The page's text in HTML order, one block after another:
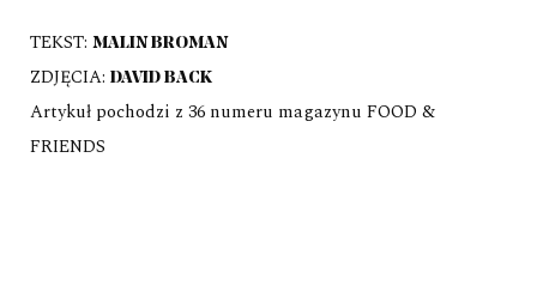
TEKST: MALIN BROMAN
ZDJĘCIA: DAVID BACK
Artykuł pochodzi z 36 numeru magazynu FOOD &
FRIENDS